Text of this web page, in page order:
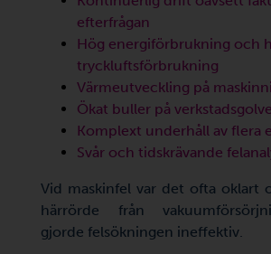
efterfrågan
Hög energiförbrukning och
tryckluftsförbrukning
Värmeutveckling på
Ökat buller på
Komplext underhåll av flera
Svår och tidskrävande
Vid maskinfel var det ofta oklart
härrörde från
gjorde felsökningen ineffektiv.